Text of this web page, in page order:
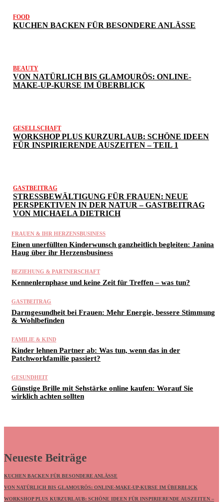
FOOD
KUCHEN BACKEN FÜR BESONDERE ANLÄSSE
BEAUTY
VON NATÜRLICH BIS GLAMOURÖS: ONLINE-
MAKE-UP-KURSE IM ÜBERBLICK
GESELLSCHAFT
WORKSHOP PLUS KURZURLAUB: SCHÖNE IDEEN
FÜR INSPIRIERENDE AUSZEITEN – TEIL 1
GASTBEITRAG
STRESSBEWÄLTIGUNG FÜR FRAUEN: NEUE
PERSPEKTIVEN IN DER NATUR – GASTBEITRAG
VON MICHAELA DIETRICH
FRAUEN & IHR HERZENSBUSINESS
Einen unerfüllten Kinderwunsch ganzheitlich begleiten: Janina
Haug über ihr Herzensbusiness
BEZIEHUNG & PARTNERSCHAFT
Kennenlernphase und keine Zeit für Treffen – was tun?
GASTBEITRAG
Darmgesundheit bei Frauen: Mehr Energie, bessere Stimmung
& Wohlbefinden
FAMILIE & KIND
Kinder lehnen Partner ab: Was tun, wenn das in der
Patchworkfamilie passiert?
GESUNDHEIT
Günstige Brille mit Sehstärke online kaufen: Worauf Sie
wirklich achten sollten
Neueste Beiträge
KUCHEN BACKEN FÜR BESONDERE ANLÄSSE
VON NATÜRLICH BIS GLAMOURÖS: ONLINE-MAKE-UP-KURSE IM ÜBERBLICK
WORKSHOP PLUS KURZURLAUB: SCHÖNE IDEEN FÜR INSPIRIERENDE AUSZEITEN –